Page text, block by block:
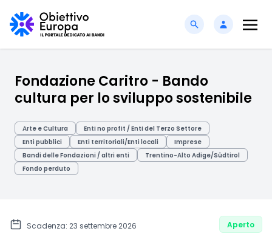
Fondazione Caritro - Bando
cultura per lo sviluppo sostenibile
Arte e Cultura
Enti no profit / Enti del Terzo Settore
Enti pubblici
Enti territoriali/Enti locali
Imprese
Bandi delle Fondazioni / altri enti
Trentino-Alto Adige/Südtirol
Fondo perduto
Scadenza: 23 settembre 2026 Aperto